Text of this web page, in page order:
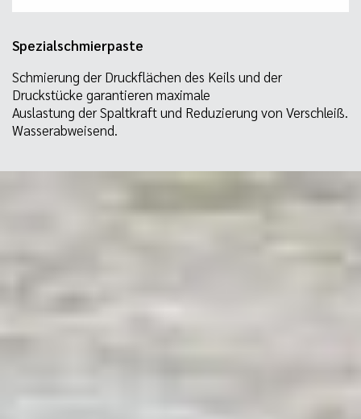
Spezialschmierpaste
Schmierung der Druckflächen des Keils und der
Druckstücke garantieren maximale
Auslastung der Spaltkraft und Reduzierung von Verschleiß.
Wasserabweisend.